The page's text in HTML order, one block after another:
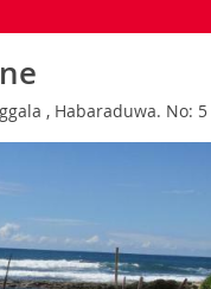
, Habaraduwa. No: